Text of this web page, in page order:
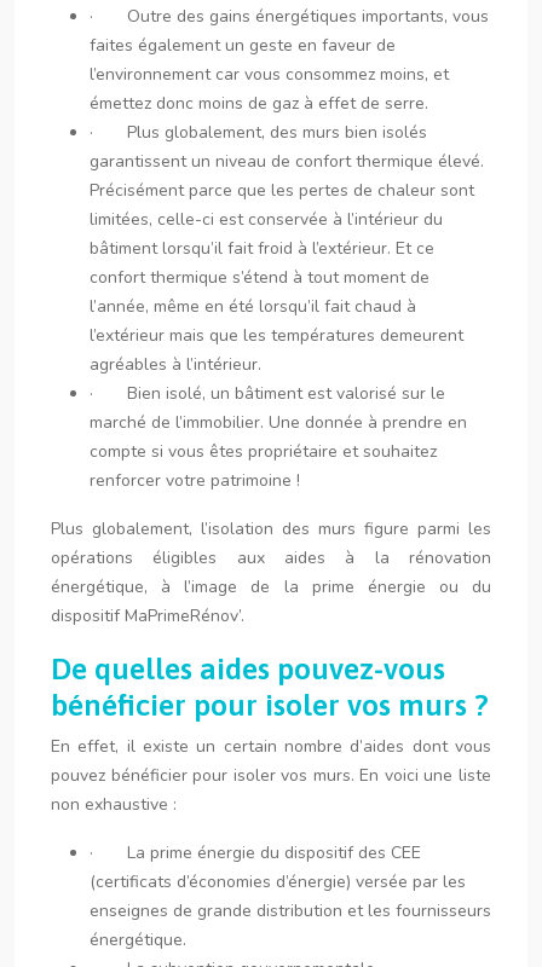
· Outre des gains énergétiques importants, vous
faites également un geste en faveur de
l’environnement car vous consommez moins, et
émettez donc moins de gaz à effet de serre.
· Plus globalement, des murs bien isolés
garantissent un niveau de confort thermique élevé.
Précisément parce que les pertes de chaleur sont
limitées, celle-ci est conservée à l’intérieur du
bâtiment lorsqu’il fait froid à l’extérieur. Et ce
confort thermique s’étend à tout moment de
l’année, même en été lorsqu’il fait chaud à
l’extérieur mais que les températures demeurent
agréables à l’intérieur.
· Bien isolé, un bâtiment est valorisé sur le
marché de l’immobilier. Une donnée à prendre en
compte si vous êtes propriétaire et souhaitez
renforcer votre patrimoine !
Plus globalement, l’isolation des murs figure parmi les
opérations éligibles aux aides à la rénovation
énergétique, à l’image de la prime énergie ou du
dispositif MaPrimeRénov’.
De quelles aides pouvez-vous
bénéficier pour isoler vos murs ?
En effet, il existe un certain nombre d’aides dont vous
pouvez bénéficier pour isoler vos murs. En voici une liste
non exhaustive :
· La prime énergie du dispositif des CEE
(certificats d’économies d’énergie) versée par les
enseignes de grande distribution et les fournisseurs
énergétique.